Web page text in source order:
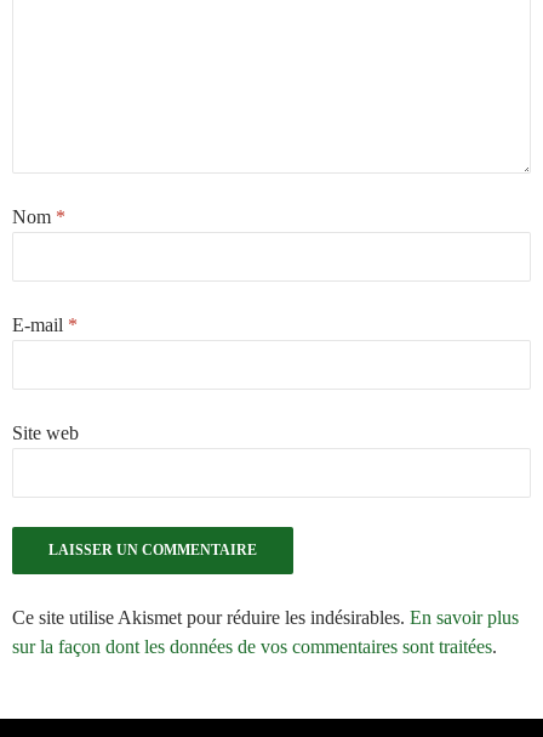
Nom *
E-mail *
Site web
Ce site utilise Akismet pour réduire les indésirables. En savoir plus
sur la façon dont les données de vos commentaires sont traitées.